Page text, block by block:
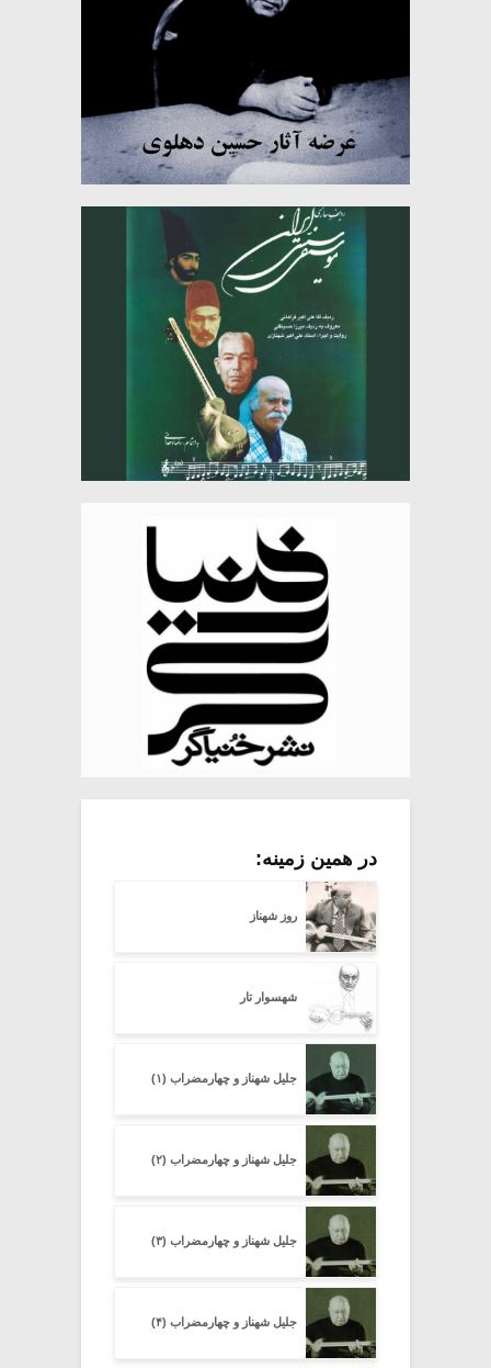
در همین زمینه:
روز شهناز
شهسوار تار
جلیل شهناز و چهارمضراب (۱)
جلیل شهناز و چهارمضراب (۲)
جلیل شهناز و چهارمضراب (۳)
جلیل شهناز و چهارمضراب (۴)